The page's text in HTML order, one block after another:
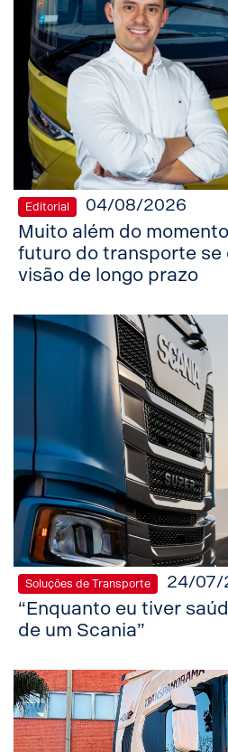
Editorial 04/08/2026
Muito além do
futuro do transporte se
visão de longo prazo
Soluções de Transporte 24/07/
“Enquanto eu tiver
de um Scania”